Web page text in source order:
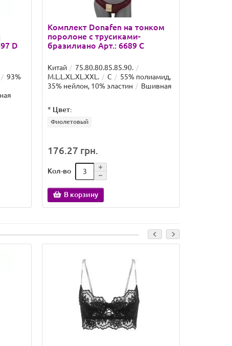
D
93%
Комплект Donafen на тонком
поролоне с трусиками-
бразилиано Арт.: 6689 C
Китай
75.80.80.85.85.90.
M.L.L.XL.XL.XXL.
C
55% полиамид,
35% нейлон, 10% эластин
Вшивная
* Цвет:
Фиолетовый
176.27 грн.
Кол-во
В корзину